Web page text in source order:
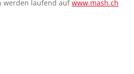
werden laufend aufwww.mash.ch